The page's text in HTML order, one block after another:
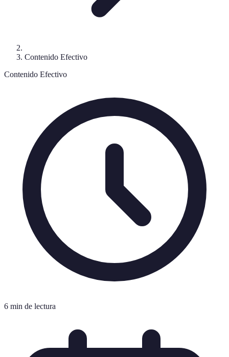
Contenido Efectivo
Contenido Efectivo
6 min de lectura